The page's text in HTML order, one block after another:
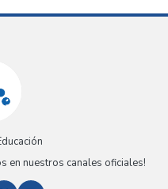
en nuestros canales oficiales!